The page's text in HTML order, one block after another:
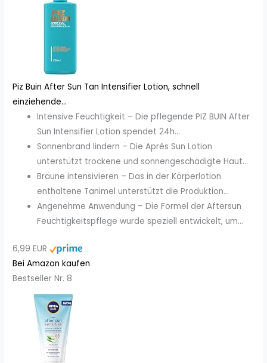
Piz Buin After Sun Tan Intensifier Lotion, schnell
einziehende...
Intensive Feuchtigkeit – Die pflegende PIZ BUIN After
Sun Intensifier Lotion spendet 24h...
Sonnenbrand lindern – Die Après Sun Lotion
unterstützt trockene und sonnengeschädigte Haut...
Bräune intensivieren – Das in der Körperlotion
enthaltene Tanimel unterstützt die Produktion...
Angenehme Anwendung – Die Formel der Aftersun
Feuchtigkeitspflege wurde speziell entwickelt, um...
6,99 EUR
Bei Amazon kaufen
Bestseller Nr. 8